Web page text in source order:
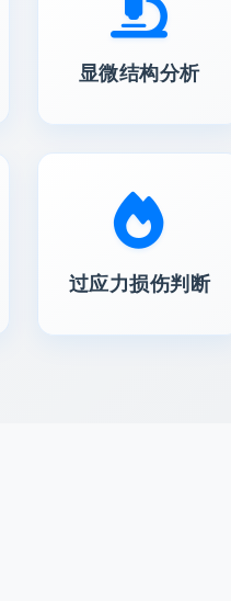
显微结构分析
过应力损伤判断